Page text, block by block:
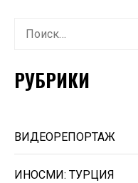
Найти:
РУБРИКИ
ВИДЕОРЕПОРТАЖ
ИНОСМИ: ТУРЦИЯ